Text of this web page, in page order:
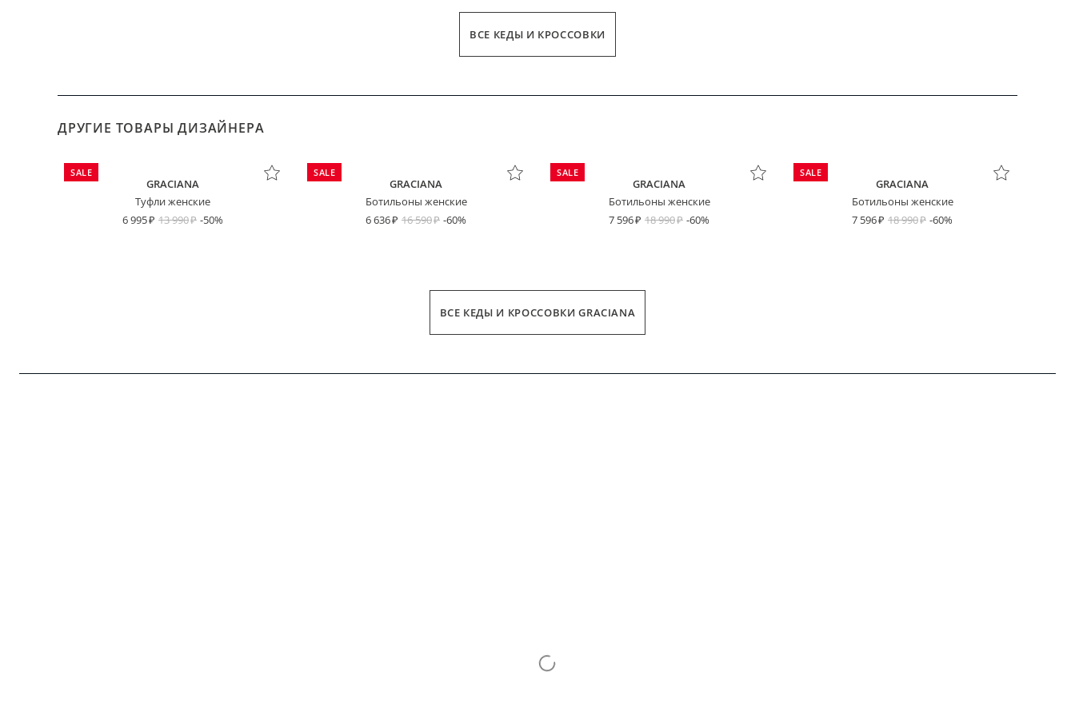
ВСЕ КЕДЫ И КРОССОВКИ
ДРУГИЕ ТОВАРЫ ДИЗАЙНЕРА
SALE
GRACIANA
Туфли женские
6 995
13 990 -50%
SALE
GRACIANA
Ботильоны женские
6 636
16 590 -60%
SALE
GRACIANA
Ботильоны женские
7 596
18 990 -60%
SALE
GRACIANA
Ботильоны женские
7 596
18 990 -60%
ВСЕ КЕДЫ И КРОССОВКИ GRACIANA